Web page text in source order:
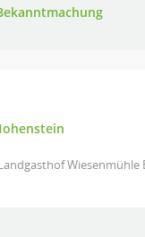
Wiesenmühle